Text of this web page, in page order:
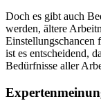
Doch es gibt auch
werden, ältere
Einstellungschancen
ist es entscheidend,
Bedürfnisse aller